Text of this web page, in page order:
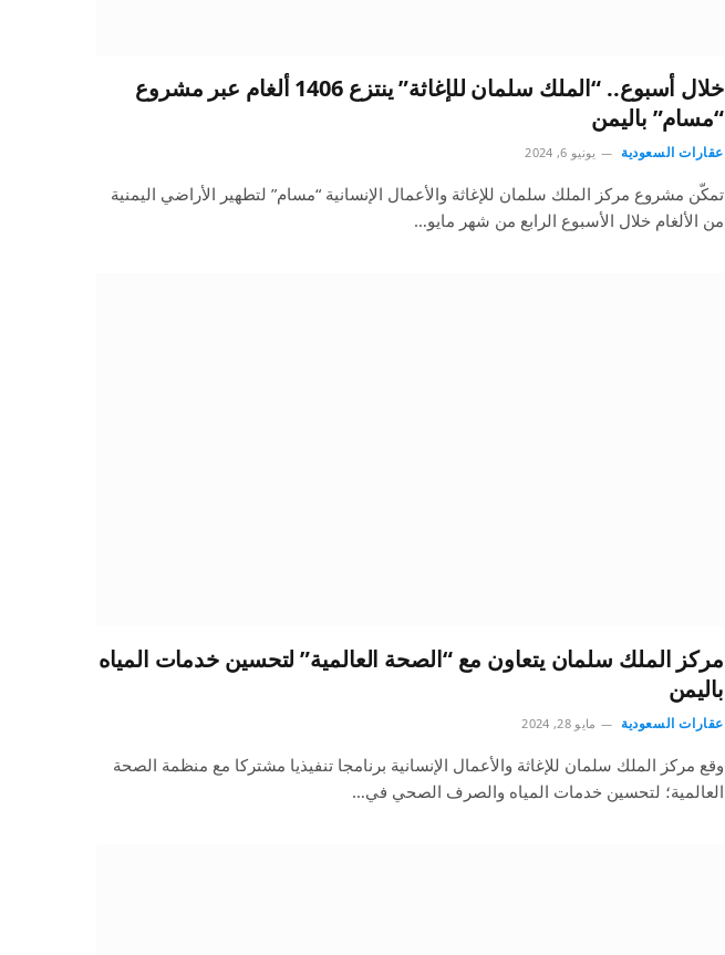
خلال أسبوع.. “الملك سلمان للإغاثة” ينتزع 1406 ألغام عبر مشروع
“مسام” باليمن
عقارات السعودية يونيو 6, 2024
تمكّن مشروع مركز الملك سلمان للإغاثة والأعمال الإنسانية “مسام” لتطهير الأراضي اليمنية
من الألغام خلال الأسبوع الرابع من شهر مايو…
مركز الملك سلمان يتعاون مع “الصحة العالمية” لتحسين خدمات المياه
باليمن
عقارات السعودية مايو 28, 2024
وقع مركز الملك سلمان للإغاثة والأعمال الإنسانية برنامجا تنفيذيا مشتركا مع منظمة الصحة
العالمية؛ لتحسين خدمات المياه والصرف الصحي في…